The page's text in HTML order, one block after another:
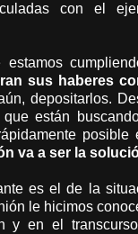
con el
estamos
sus haberes
depositarlos.
están
posible
va a ser la
es el de la
le hicimos
y en el